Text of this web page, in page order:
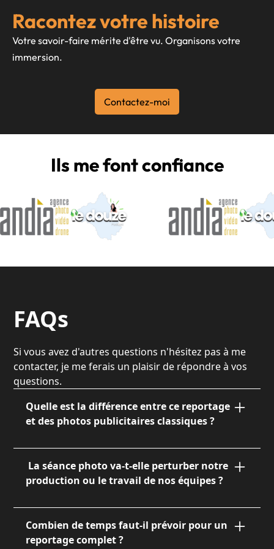
Racontez votre histoire
Votre savoir-faire mérite d'être vu. Organisons votre
immersion.
Contactez-moi
Ils me font confiance
FAQs
Si vous avez d'autres questions n'hésitez pas à me
contacter, je me ferais un plaisir de répondre à vos
questions.
Quelle est la différence entre ce reportage
et des photos publicitaires classiques ?
La différence réside dans l'authenticité. Là où la
publicité met en scène et fige, mon reportage
documente la réalité de votre métier avec une
approche journalistique. Je capture vos gestes
réels, vos outils et l'ambiance de vos ateliers ou
bureaux sans artifices, pour une
communication qui inspire confiance et
La séance photo va-t-elle perturber notre
production ou le travail de nos équipes ?
Non, l'immersion est au cœur de ma démarche.
Je me fonds dans votre environnement pour
me faire oublier. Je travaille sans interrompre
Combien de temps faut-il prévoir pour un
reportage complet ?